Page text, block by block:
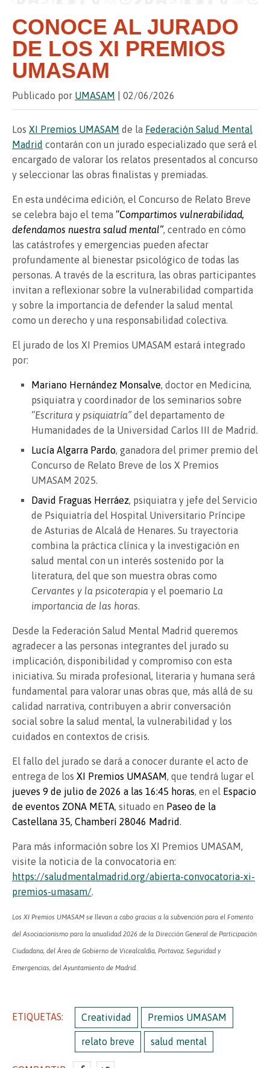
CONOCE AL JURADO
DE LOS XI PREMIOS
UMASAM
Publicado por UMASAM | 02/06/2026
Los XI Premios UMASAM de la Federación Salud Mental
Madrid contarán con un jurado especializado que será el
encargado de valorar los relatos presentados al concurso
y seleccionar las obras finalistas y premiadas.
En esta undécima edición, el Concurso de Relato Breve
se celebra bajo el tema “Compartimos vulnerabilidad,
defendamos nuestra salud mental” , centrado en cómo
las catástrofes y emergencias pueden afectar
profundamente al bienestar psicológico de todas las
personas. A través de la escritura, las obras participantes
invitan a reflexionar sobre la vulnerabilidad compartida
y sobre la importancia de defender la salud mental
como un derecho y una responsabilidad colectiva.
El jurado de los XI Premios UMASAM estará integrado
por:
Mariano Hernández Monsalve , doctor en Medicina,
psiquiatra y coordinador de los seminarios sobre
“Escritura y psiquiatría”del departamento de
Humanidades de la Universidad Carlos III de Madrid.
Lucía Algarra Pardo , ganadora del primer premio del
Concurso de Relato Breve de los X Premios
UMASAM 2025.
David Fraguas Herráez , psiquiatra y jefe del Servicio
de Psiquiatría del Hospital Universitario Príncipe
de Asturias de Alcalá de Henares. Su trayectoria
combina la práctica clínica y la investigación en
salud mental con un interés sostenido por la
literatura, del que son muestra obras como
Cervantes y la psicoterapia y el poemario La
importancia de las horas
Desde la Federación Salud Mental Madrid queremos
agradecer a las personas integrantes del jurado su
implicación, disponibilidad y compromiso con esta
iniciativa. Su mirada profesional, literaria y humana será
fundamental para valorar unas obras que, más allá de su
calidad narrativa, contribuyen a abrir conversación
social sobre la salud mental, la vulnerabilidad y los
cuidados en contextos de crisis.
El fallo del jurado se dará a conocer durante el acto de
entrega de los XI Premios UMASAM , que tendrá lugar el
jueves 9 de julio de 2026 a las 16:45 horas , en el Espacio
de eventos ZONA META , situado en Paseo de la
Castellana 35, Chamberí 28046 Madrid
Para más información sobre los XI Premios UMASAM,
visite la noticia de la convocatoria en:
https://saludmentalmadrid.org/abierta-convocatoria-xi-
premios-umasam/
Los XI Premios UMASAM se llevan a cabo gracias a la subvención para el Fomento
del Asociacionismo para la anualidad 2026 de la Dirección General de Participación
Ciudadana, del Área de Gobierno de Vicealcaldía, Portavoz, Seguridad y
Emergencias, del Ayuntamiento de Madrid.
ETIQUETAS: Creatividad Premios UMASAM
relato breve salud mental